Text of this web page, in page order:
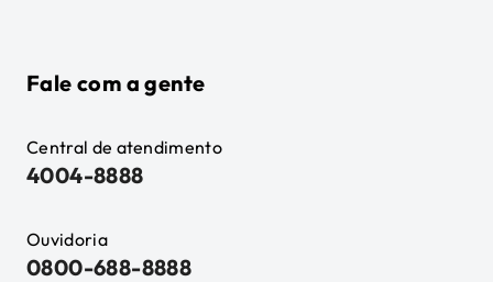
Fale com a gente
Central de atendimento
4004-8888
Ouvidoria
0800-688-8888